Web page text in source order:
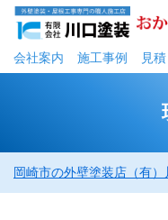
会社案内 施工事例 ⾒
岡崎市の外壁塗装店（有）